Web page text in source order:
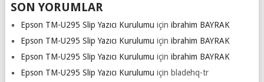
SON YORUMLAR
Epson TM-U295 Slip Yazıcı Kurulumu için ibrahim BAYRAK
Epson TM-U295 Slip Yazıcı Kurulumu için ibrahim BAYRAK
Epson TM-U295 Slip Yazıcı Kurulumu için ibrahim BAYRAK
Epson TM-U295 Slip Yazıcı Kurulumu için bladehq-tr